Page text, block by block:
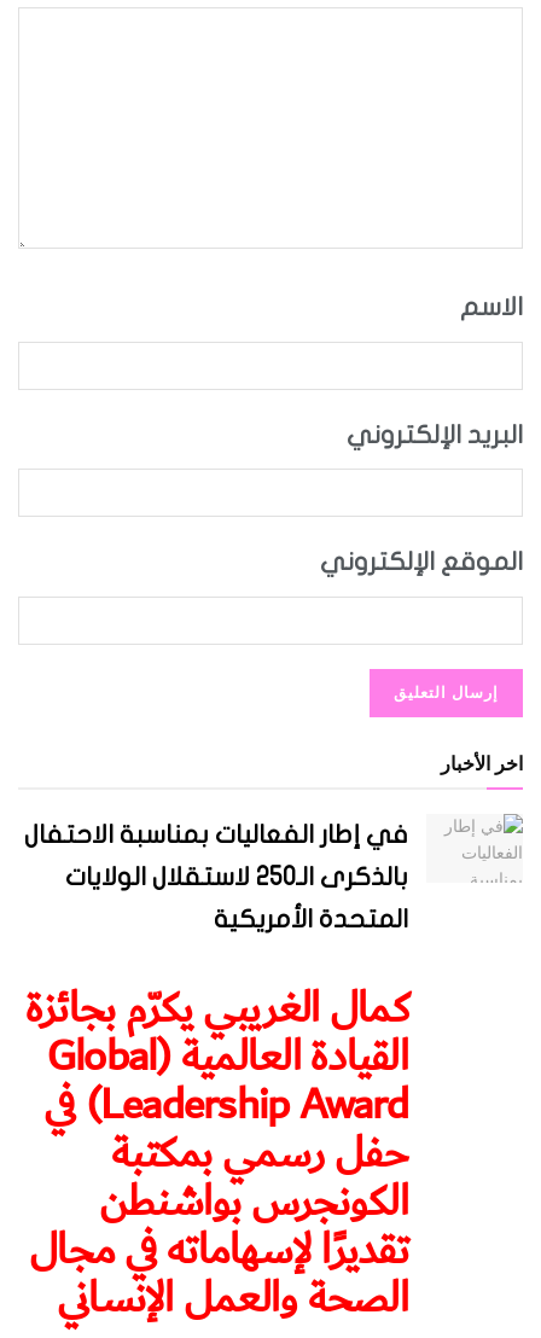
الاسم
البريد الإلكتروني
الموقع الإلكتروني
اخر الأخبار
في إطار الفعاليات بمناسبة الاحتفال
بالذكرى الـ250 لاستقلال الولايات
المتحدة الأمريكية
كمال الغريبي يكرّم بجائزة
القيادة العالمية (Global
Leadership Award) في
حفل رسمي بمكتبة
الكونجرس بواشنطن
تقديرًا لإسهاماته في مجال
الصحة والعمل الإنساني